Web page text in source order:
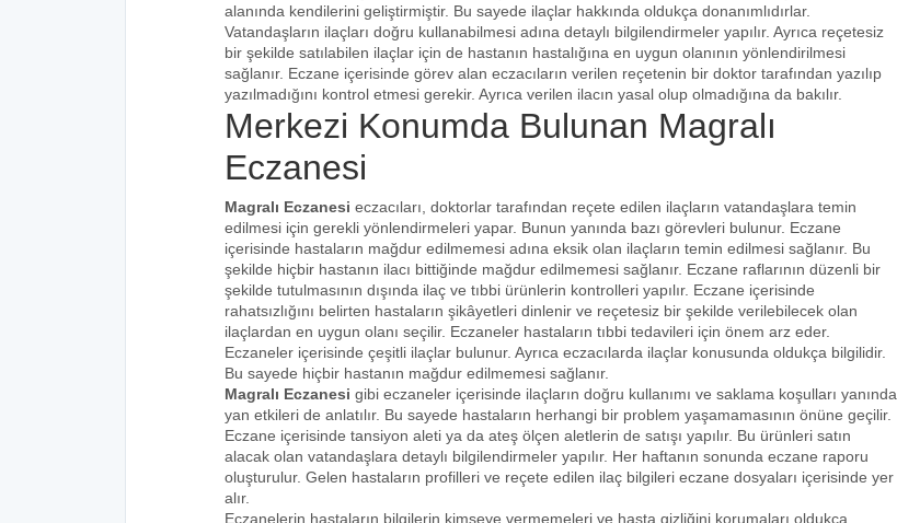
alanında kendilerini geliştirmiştir. Bu sayede ilaçlar hakkında oldukça donanımlıdırlar.
Vatandaşların ilaçları doğru kullanabilmesi adına detaylı bilgilendirmeler yapılır. Ayrıca reçetesiz
bir şekilde satılabilen ilaçlar için de hastanın hastalığına en uygun olanının yönlendirilmesi
sağlanır. Eczane içerisinde görev alan eczacıların verilen reçetenin bir doktor tarafından yazılıp
yazılmadığını kontrol etmesi gerekir. Ayrıca verilen ilacın yasal olup olmadığına da bakılır.
Merkezi Konumda Bulunan Magralı
Eczanesi
Magralı Eczanesi eczacıları, doktorlar tarafından reçete edilen ilaçların vatandaşlara temin
edilmesi için gerekli yönlendirmeleri yapar. Bunun yanında bazı görevleri bulunur. Eczane
içerisinde hastaların mağdur edilmemesi adına eksik olan ilaçların temin edilmesi sağlanır. Bu
şekilde hiçbir hastanın ilacı bittiğinde mağdur edilmemesi sağlanır. Eczane raflarının düzenli bir
şekilde tutulmasının dışında ilaç ve tıbbi ürünlerin kontrolleri yapılır. Eczane içerisinde
rahatsızlığını belirten hastaların şikâyetleri dinlenir ve reçetesiz bir şekilde verilebilecek olan
ilaçlardan en uygun olanı seçilir. Eczaneler hastaların tıbbi tedavileri için önem arz eder.
Eczaneler içerisinde çeşitli ilaçlar bulunur. Ayrıca eczacılarda ilaçlar konusunda oldukça bilgilidir.
Bu sayede hiçbir hastanın mağdur edilmemesi sağlanır.
Magralı Eczanesi gibi eczaneler içerisinde ilaçların doğru kullanımı ve saklama koşulları yanında
yan etkileri de anlatılır. Bu sayede hastaların herhangi bir problem yaşamamasının önüne geçilir.
Eczane içerisinde tansiyon aleti ya da ateş ölçen aletlerin de satışı yapılır. Bu ürünleri satın
alacak olan vatandaşlara detaylı bilgilendirmeler yapılır. Her haftanın sonunda eczane raporu
oluşturulur. Gelen hastaların profilleri ve reçete edilen ilaç bilgileri eczane dosyaları içerisinde yer
alır.
Eczanelerin hastaların bilgilerin kimseye vermemeleri ve hasta gizliğini korumaları oldukça